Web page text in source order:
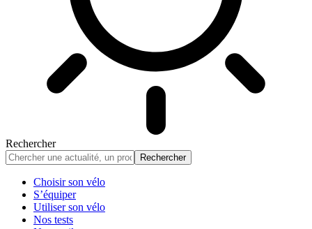
Rechercher
Choisir son vélo
S’équiper
Utiliser son vélo
Nos tests